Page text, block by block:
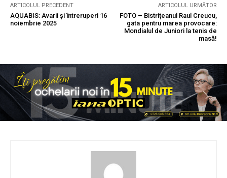
ARTICOLUL PRECEDENT
AQUABIS: Avarii și întreruperi 16
noiembrie 2025
ARTICOLUL URMĂTOR
FOTO – Bistrițeanul Raul Creucu,
gata pentru marea provocare:
Mondialul de Juniori la tenis de
masă!